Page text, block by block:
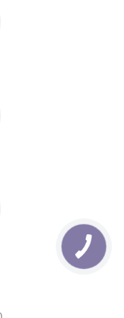
1,2м та Довжину
Нової